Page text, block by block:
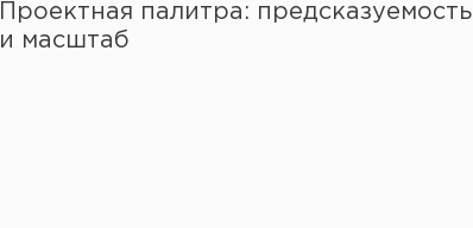
Проектная палитра: предсказуемость
и масштаб